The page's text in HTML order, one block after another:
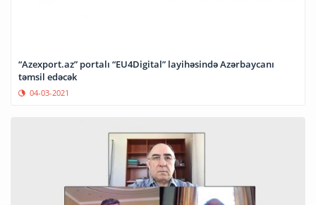
“Azexport.az” portalı “EU4Digital” layihəsində Azərbaycanı
təmsil edəcək
04-03-2021